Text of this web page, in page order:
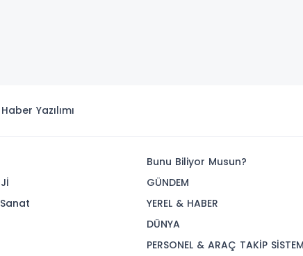
Haber Yazılımı
Bunu Biliyor Musun?
GÜNDEM
YEREL & HABER
DÜNYA
PERSONEL & ARAÇ TAKİP